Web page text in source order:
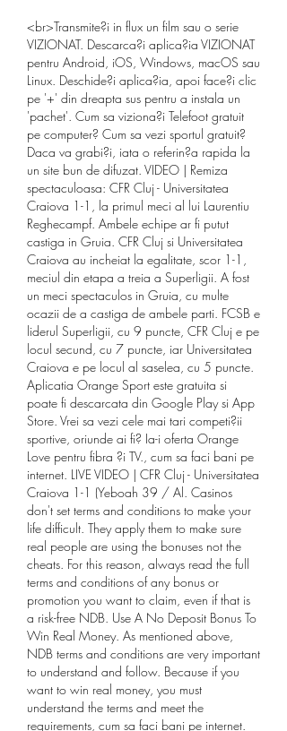
<br>Transmite?i in flux un film sau o serie
VIZIONAT. Descarca?i aplica?ia VIZIONAT
pentru Android, iOS, Windows, macOS sau
Linux. Deschide?i aplica?ia, apoi face?i clic
pe '+' din dreapta sus pentru a instala un
'pachet'. Cum sa viziona?i Telefoot gratuit
pe computer? Cum sa vezi sportul gratuit?
Daca va grabi?i, iata o referin?a rapida la
un site bun de difuzat. VIDEO | Remiza
spectaculoasa: CFR Cluj - Universitatea
Craiova 1-1, la primul meci al lui Laurentiu
Reghecampf. Ambele echipe ar fi putut
castiga in Gruia. CFR Cluj si Universitatea
Craiova au incheiat la egalitate, scor 1-1,
meciul din etapa a treia a Superligii. A fost
un meci spectaculos in Gruia, cu multe
ocazii de a castiga de ambele parti. FCSB e
liderul Superligii, cu 9 puncte, CFR Cluj e pe
locul secund, cu 7 puncte, iar Universitatea
Craiova e pe locul al saselea, cu 5 puncte.
Aplicatia Orange Sport este gratuita si
poate fi descarcata din Google Play si App
Store. Vrei sa vezi cele mai tari competi?ii
sportive, oriunde ai fi? Ia-i oferta Orange
Love pentru fibra ?i TV., cum sa faci bani pe
internet. LIVE VIDEO | CFR Cluj - Universitatea
Craiova 1-1 (Yeboah 39 / Al. Casinos
don't set terms and conditions to make your
life difficult. They apply them to make sure
real people are using the bonuses not the
cheats. For this reason, always read the full
terms and conditions of any bonus or
promotion you want to claim, even if that is
a risk-free NDB. Use A No Deposit Bonus To
Win Real Money. As mentioned above,
NDB terms and conditions are very important
to understand and follow. Because if you
want to win real money, you must
understand the terms and meet the
requirements, cum sa faci bani pe internet.